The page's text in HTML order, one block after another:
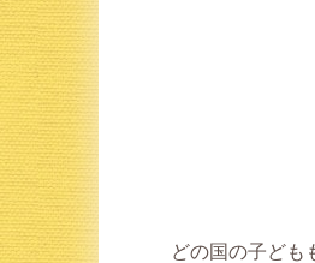
どの国の子ども